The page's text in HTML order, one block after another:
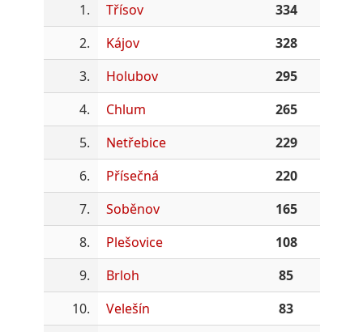
1.
Třísov
334
2.
Kájov
328
3.
Holubov
295
4.
Chlum
265
5.
Netřebice
229
6.
Přísečná
220
7.
Soběnov
165
8.
Plešovice
108
9.
Brloh
85
10.
Velešín
83